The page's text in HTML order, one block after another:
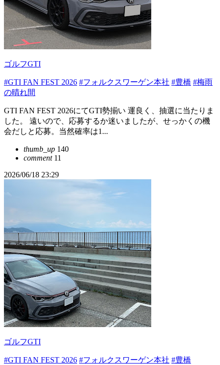
ゴルフGTI
#GTI FAN FEST 2026 #フォルクスワーゲン本社 #豊橋 #梅雨
の晴れ間
GTI FAN FEST 2026にてGTI勢揃い 運良く、抽選に当たりま
した。 遠いので、応募するか迷いましたが、せっかくの機
会だしと応募。当然確率は1...
thumb_up 140
comment11
2026/06/18 23:29
ゴルフGTI
#GTI FAN FEST 2026 #フォルクスワーゲン本社 #豊橋